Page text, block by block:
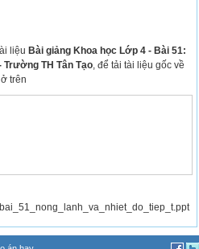
liệu Bài giảng Khoa học Lớp 4 - Bài 51:
Trường TH Tân Tạo, để tải tài liệu gốc về
trên
C